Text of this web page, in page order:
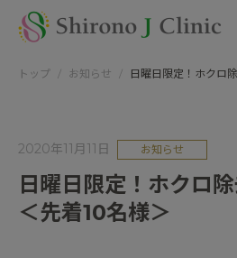
トップ お知らせ 日曜日限定！ホクロ
2020年11月11日 お知らせ
日曜日限定！ホクロ
＜先着10名様＞